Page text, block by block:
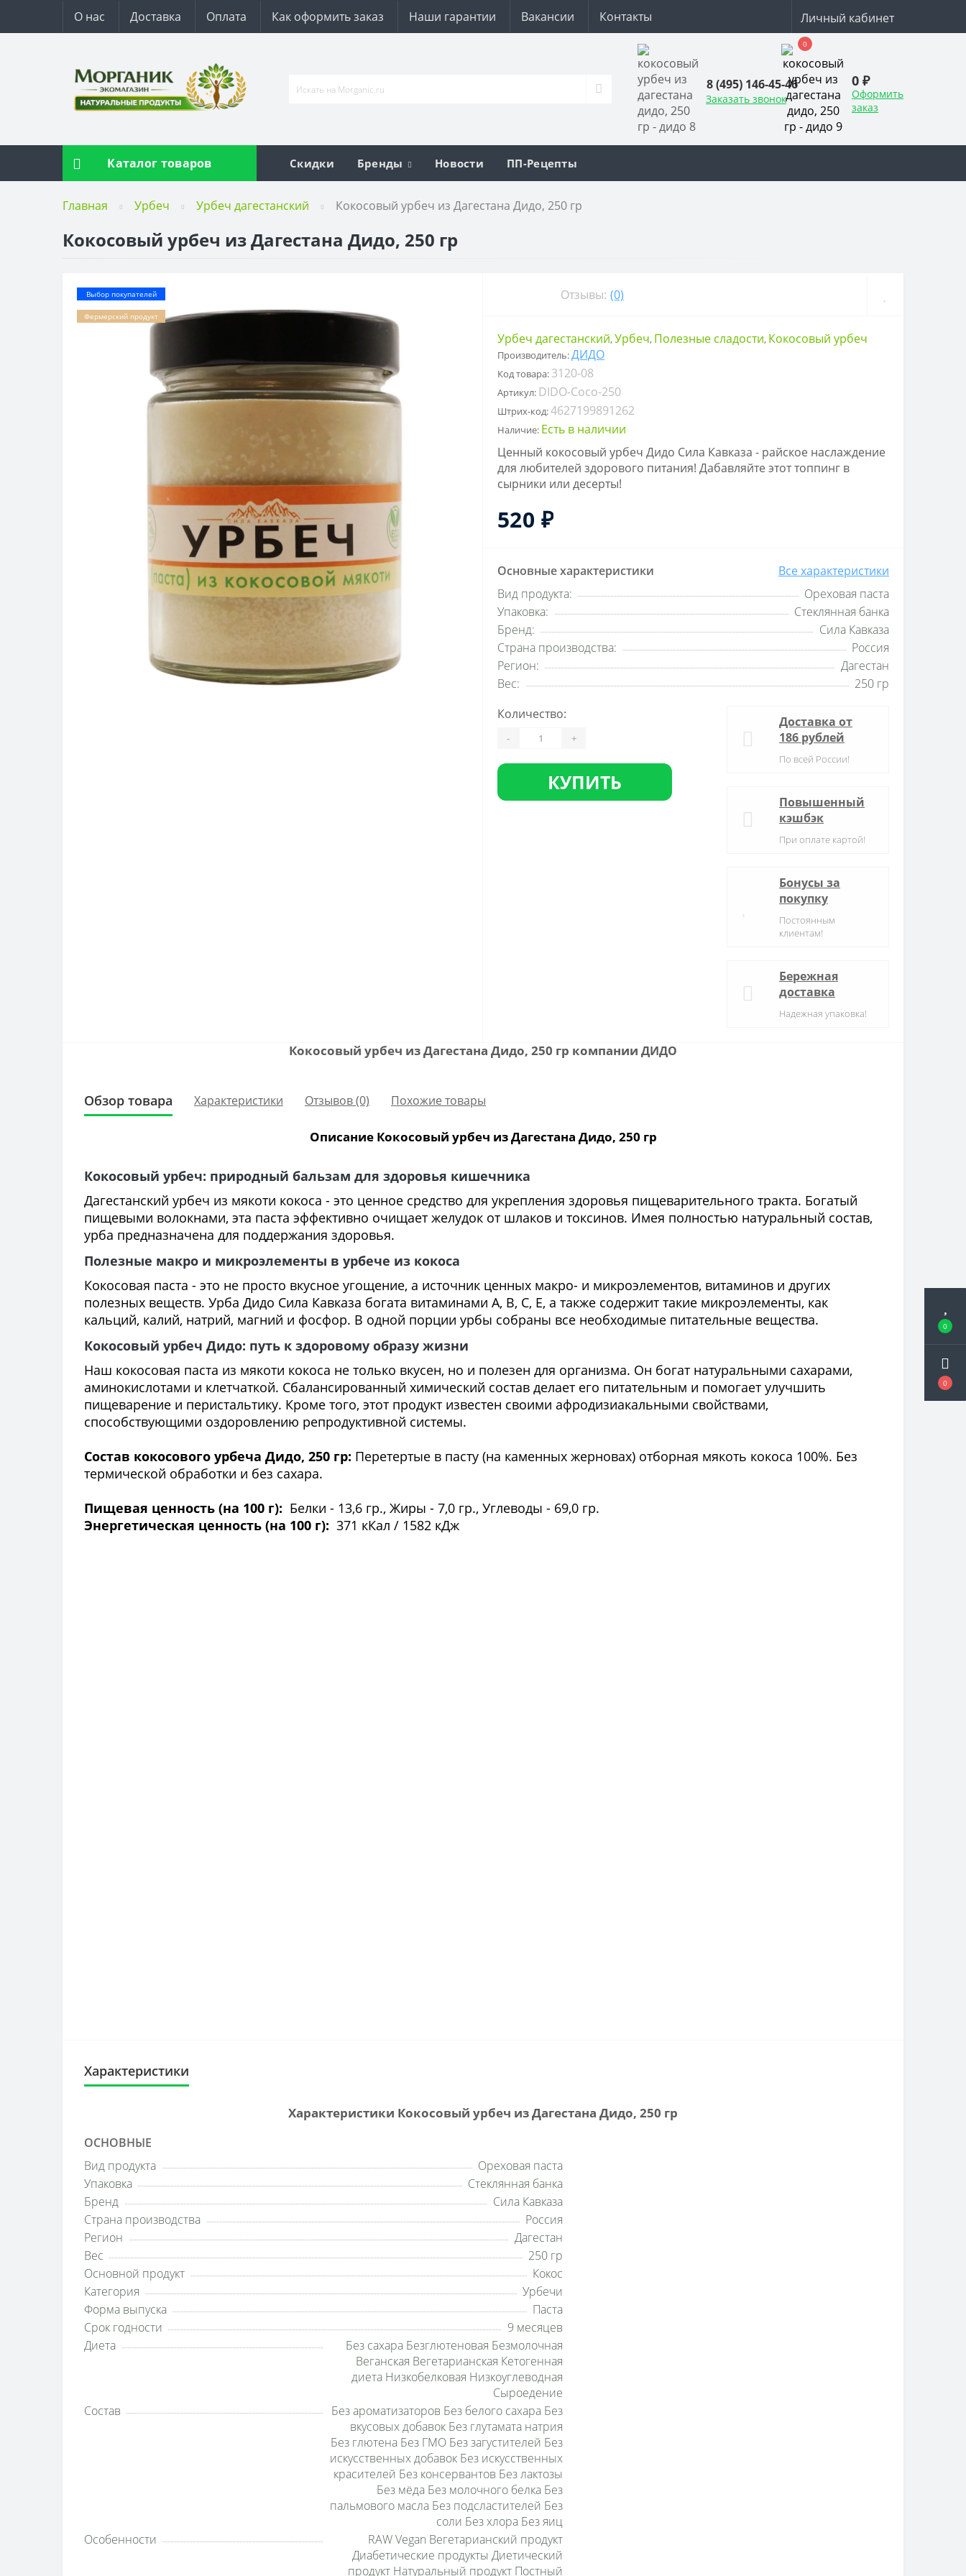
0
0
О нас Доставка Оплата Как оформить заказ Наши гарантии Вакансии Контакты Личный кабинет
8 (495) 146-45-46
Заказать звонок
0
0 ₽
Оформить
заказ
Каталог товаров Скидки Бренды Новости ПП-Рецепты
Главная Урбеч Урбеч дагестанский Кокосовый урбеч из Дагестана Дидо, 250 гр
Кокосовый урбеч из Дагестана Дидо, 250 гр
Выбор покупателей
Фермерский продукт
Отзывы: (0)
Урбеч дагестанский,Урбеч, Полезные сладости, Кокосовый урбеч
Производитель:ДИДО
Код товара: 3120-08
Артикул: DIDO-Coco-250
Штрих-код:4627199891262
Наличие: Есть в наличии
Ценный кокосовый урбеч Дидо Сила Кавказа - райское наслаждение
для любителей здорового питания! Дабавляйте этот топпинг в
сырники или десерты!
520 ₽
Основные характеристики
Все характеристики
Вид продукта:
Ореховая паста
Упаковка:
Стеклянная банка
Бренд:
Сила Кавказа
Страна производства:
Россия
Регион:
Дагестан
Вес:
250 гр
Количество:
- +
КУПИТЬ
Доставка от
186 рублей
По всей России!
Повышенный
кэшбэк
При оплате картой!
Бонусы за
покупку
Постоянным
клиентам!
Бережная
доставка
Надежная упаковка!
Кокосовый урбеч из Дагестана Дидо, 250 гр компании ДИДО
Обзор товара Характеристики Отзывов (0) Похожие товары
Описание Кокосовый урбеч из Дагестана Дидо, 250 гр
Кокосовый урбеч: природный бальзам для здоровья кишечника
Дагестанский урбеч из мякоти кокоса - это ценное средство для укрепления здоровья пищеварительного тракта. Богатый
пищевыми волокнами, эта паста эффективно очищает желудок от шлаков и токсинов. Имея полностью натуральный состав,
урба предназначена для поддержания здоровья.
Полезные макро и микроэлементы в урбече из кокоса
Кокосовая паста - это не просто вкусное угощение, а источник ценных макро- и микроэлементов, витаминов и других
полезных веществ. Урба Дидо Сила Кавказа богата витаминами А, В, С, Е, а также содержит такие микроэлементы, как
кальций, калий, натрий, магний и фосфор. В одной порции урбы собраны все необходимые питательные вещества.
Кокосовый урбеч Дидо: путь к здоровому образу жизни
Наш кокосовая паста из мякоти кокоса не только вкусен, но и полезен для организма. Он богат натуральными сахарами,
аминокислотами и клетчаткой. Сбалансированный химический состав делает его питательным и помогает улучшить
пищеварение и перистальтику. Кроме того, этот продукт известен своими афродизиакальными свойствами,
способствующими оздоровлению репродуктивной системы.
Состав кокосового урбеча Дидо, 250 гр: Перетертые в пасту (на каменных жерновах) отборная мякоть кокоса 100%. Без
термической обработки и без сахара.
Пищевая ценность (на 100 г): Белки - 13,6 гр., Жиры - 7,0 гр., Углеводы - 69,0 гр.
Энергетическая ценность (на 100 г): 371 кКал / 1582 кДж
Характеристики
Характеристики Кокосовый урбеч из Дагестана Дидо, 250 гр
ОСНОВНЫЕ
Вид продукта
Ореховая паста
Упаковка
Стеклянная банка
Бренд
Сила Кавказа
Страна производства
Россия
Регион
Дагестан
Вес
250 гр
Основной продукт
Кокос
Категория
Урбечи
Форма выпуска
Паста
Срок годности
9 месяцев
Диета
Без сахара Безглютеновая Безмолочная
Веганская Вегетарианская Кетогенная
диета Низкобелковая Низкоуглеводная
Сыроедение
Состав
Без ароматизаторов Без белого сахара Без
вкусовых добавок Без глутамата натрия
Без глютена Без ГМО Без загустителей Без
искусственных добавок Без искусственных
красителей Без консервантов Без лактозы
Без мёда Без молочного белка Без
пальмового масла Без подсластителей Без
соли Без хлора Без яиц
Особенности
RAW Vegan Вегетарианский продукт
Диабетические продукты Диетический
продукт Натуральный продукт Постный